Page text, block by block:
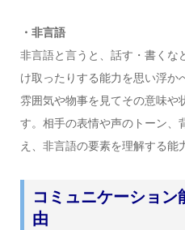
・非言語
非言語と言うと、話す・書くな
け取ったりする能力を思い浮か
雰囲気や物事を見てその意味や
す。相手の表情や声のトーン、
え、非言語の要素を理解する能
コミュニケーション
由